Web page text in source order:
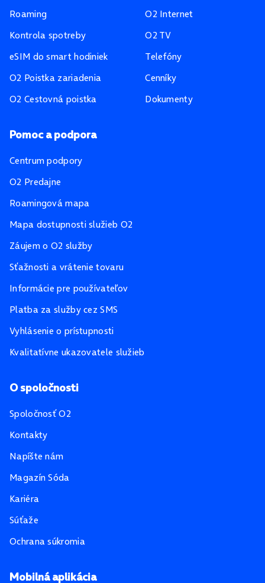
Mobilná aplikácia
Roaming
Kontrola spotreby
eSIM do smart hodiniek
O2 Poistka zariadenia
O2 Cestovná poistka
O2 Internet
O2 TV
Telefóny
Cenníky
Dokumenty
Pomoc a podpora
Centrum podpory
O2 Predajne
Roamingová mapa
Mapa dostupnosti služieb O2
Záujem o O2 služby
Sťažnosti a vrátenie tovaru
Informácie pre používateľov
Platba za služby cez SMS
Vyhlásenie o prístupnosti
Kvalitatívne ukazovatele služieb
O spoločnosti
Spoločnosť O2
Kontakty
Napíšte nám
Magazín Sóda
Kariéra
Súťaže
Ochrana súkromia